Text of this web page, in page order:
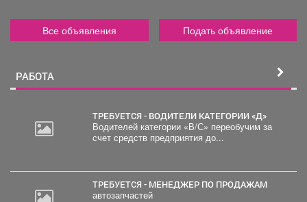
Все объявления Подать объявление
РАБОТА
ТРЕБУЕТСЯ - ВОДИТЕЛИ КАТЕГОРИИ «Д»
Водителей категории «В/С» переобучим за
счет средств предприятия до...
ТРЕБУЕТСЯ - МЕНЕДЖЕР ПО ПРОДАЖАМ
автозапчастей